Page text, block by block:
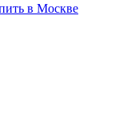
в Москве